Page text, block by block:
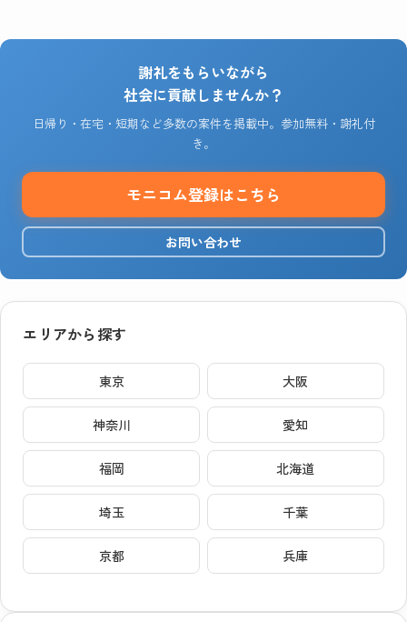
謝礼をもらいながら
社会に貢献しませんか？
日帰り・在宅・短期など多数の案件を掲載中。参加無料・謝礼付
き。
モニコム登録はこちら
お問い合わせ
エリアから探す
東京 大阪
神奈川 愛知
福岡 北海道
埼玉 千葉
京都 兵庫